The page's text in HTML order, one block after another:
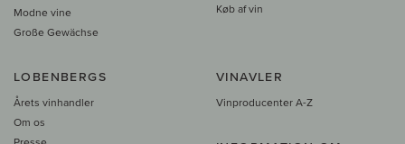
Modne vine
Große Gewächse
Køb af vin
LOBENBERGS
Årets vinhandler
Om os
VINAVLER
Vinproducenter A-Z